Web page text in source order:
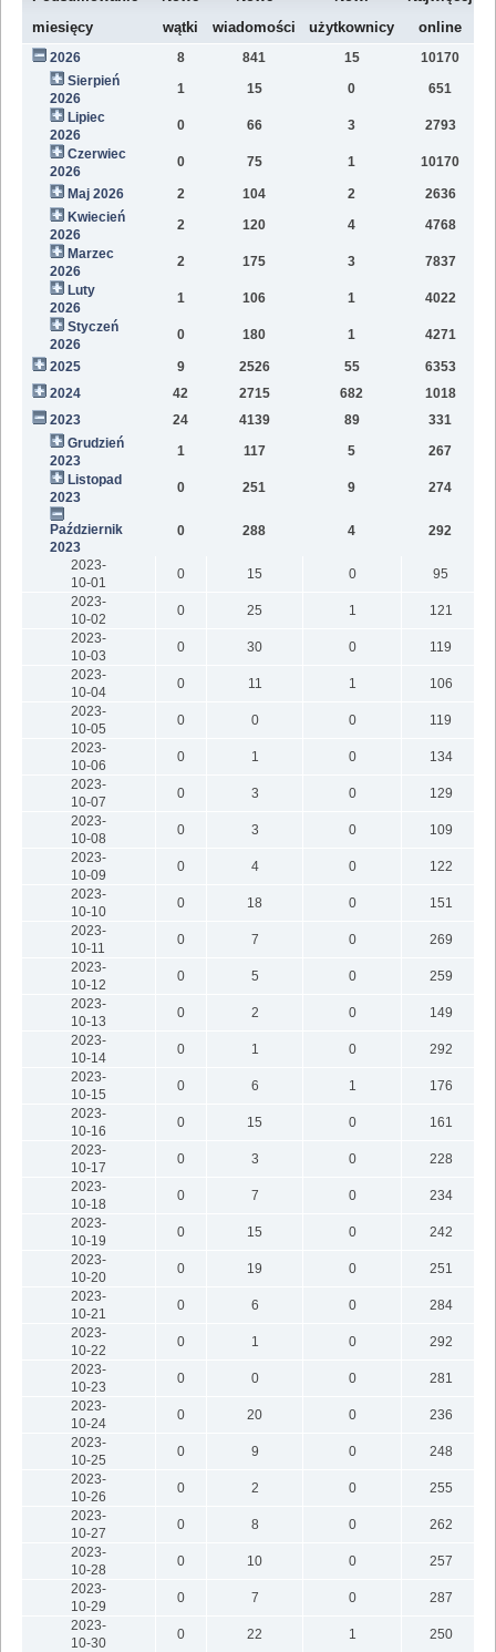
miesięcy
wątki
wiadomości
użytkownicy
online
2026 8 841 15 10170
Sierpień
2026
1 15 0 651
Lipiec
2026
0 66 3 2793
Czerwiec
2026
0 75 1 10170
Maj 2026 2 104 2 2636
Kwiecień
2026
2 120 4 4768
Marzec
2026
2 175 3 7837
Luty
2026
1 106 1 4022
Styczeń
2026
0 180 1 4271
2025 9 2526 55 6353
2024
42 2715 682 1018
2023
24 4139 89 331
Grudzień
2023
1 117 5 267
Listopad
2023
0 251 9 274
Październik
2023
0 288 4 292
2023-
10-01
0 15 0
95
2023-
10-02
0 25 1
121
2023-
10-03
0 30 0
119
2023-
10-04
0 11 1
106
2023-
10-05
0 0 0
119
2023-
10-06
0 1 0
134
2023-
10-07
0 3 0
129
2023-
10-08
0 3 0
109
2023-
10-09
0 4 0
122
2023-
10-10
0 18 0
151
2023-
10-11
0 7 0
269
2023-
10-12
0 5 0
259
2023-
10-13
0 2 0
149
2023-
10-14
0 1 0
292
2023-
10-15
0 6 1
176
2023-
10-16
0 15 0
161
2023-
10-17
0 3 0
228
2023-
10-18
0 7 0
234
2023-
10-19
0 15 0
242
2023-
10-20
0 19 0 251
2023-
10-21
0 6 0 284
2023-
10-22
0 1 0
292
2023-
10-23
0 0 0
281
2023-
10-24
0 20 0
236
2023-
10-25
0 9 0
248
2023-
10-26
0 2 0
255
2023-
10-27
0 8 0
262
2023-
10-28
0 10 0
257
2023-
10-29
0 7 0
287
2023-
10-30
0 22 1
250